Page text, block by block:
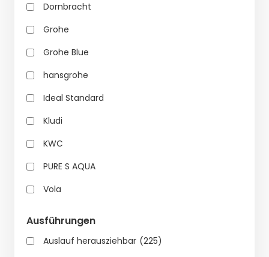
Dornbracht
Grohe
Grohe Blue
hansgrohe
Ideal Standard
Kludi
KWC
PURE S AQUA
Vola
Ausführungen
Auslauf herausziehbar (225)